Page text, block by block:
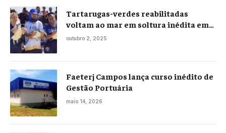
Tartarugas-verdes reabilitadas
voltam ao mar em soltura inédita em
Praia Seca
outubro 2, 2025
Faeterj Campos lança curso inédito de
Gestão Portuária
maio 14, 2026